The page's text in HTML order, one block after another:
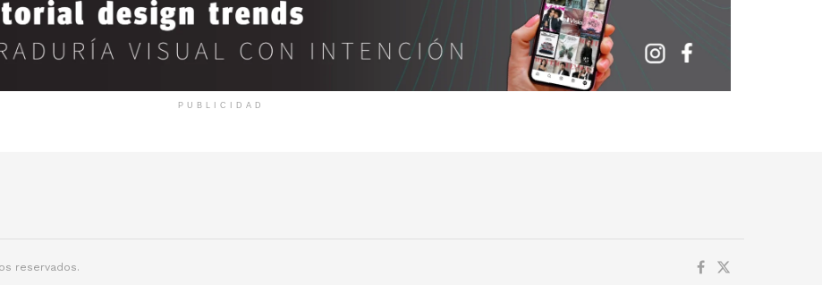
PUBLICIDAD
reservados.